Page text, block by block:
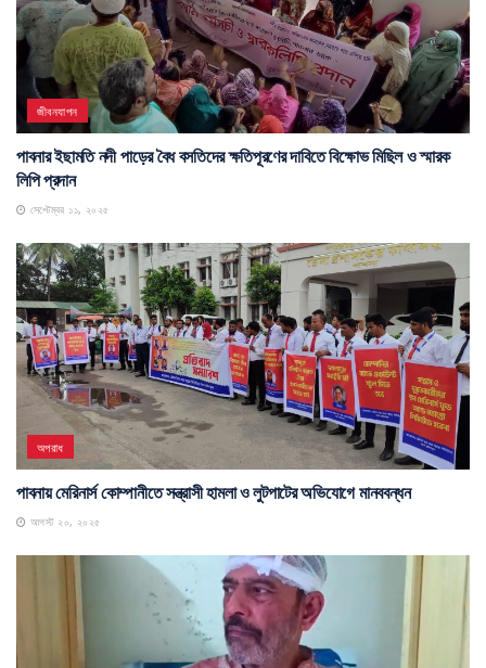
জীবনযাপন
পাবনার ইছামতি নদী পাড়ের বৈধ বসতিদের ক্ষতিপূরণের দাবিতে বিক্ষোভ মিছিল ও স্মারক
লিপি প্রদান
সেপ্টেম্বর ১১, ২০২৫
পাবনায় মেরিনার্স কোম্পানীতে সন্ত্রাসী হামলা ও লুটপাটের অভিযোগে মানববন্ধন
আগস্ট ২০, ২০২৫